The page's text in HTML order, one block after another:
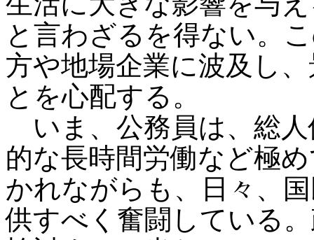
と言わざるを得ない。
方や地場企業に波及し
とを心配する。
いま、公務員は、総人
的な長時間労働など極
かれながらも、日々、
供すべく奮闘している